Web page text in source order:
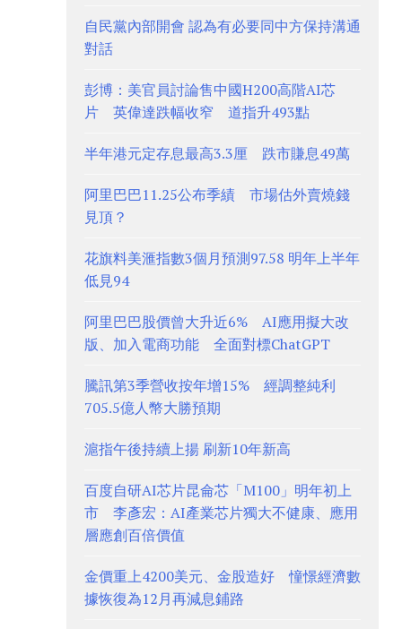
自民黨內部開會 認為有必要同中方保持溝通
對話
彭博：美官員討論售中國H200高階AI芯
片 英偉達跌幅收窄 道指升493點
半年港元定存息最高3.3厘 跌市賺息49萬
阿里巴巴11.25公布季績 市場估外賣燒錢
見頂？
花旗料美滙指數3個月預測97.58 明年上半年
低見94
阿里巴巴股價曾大升近6% AI應用擬大改
版、加入電商功能 全面對標ChatGPT
騰訊第3季營收按年增15% 經調整純利
705.5億人幣大勝預期
滬指午後持續上揚 刷新10年新高
百度自研AI芯片昆侖芯「M100」明年初上
市 李彥宏：AI產業芯片獨大不健康、應用
層應創百倍價值
金價重上4200美元、金股造好 憧憬經濟數
據恢復為12月再減息鋪路